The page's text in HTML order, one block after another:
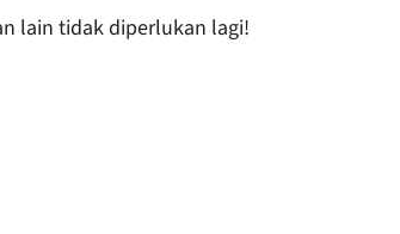
lain tidak diperlukan lagi!